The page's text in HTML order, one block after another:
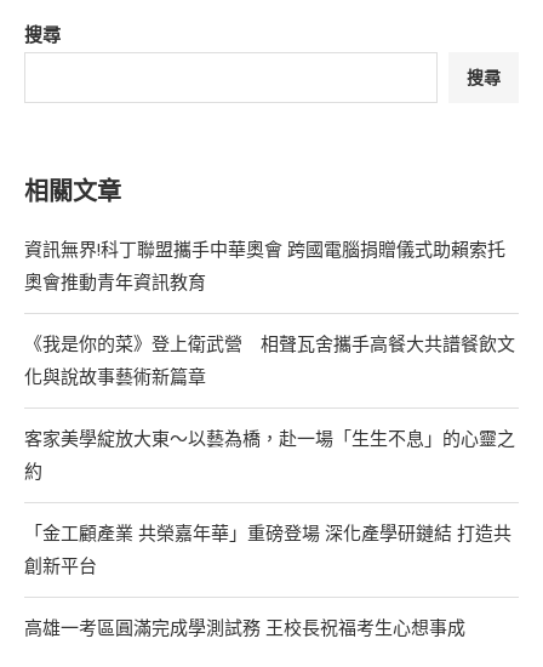
搜尋
搜尋
相關文章
資訊無界!科丁聯盟攜手中華奧會 跨國電腦捐贈儀式助賴索托
奧會推動青年資訊教育
《我是你的菜》登上衛武營 相聲瓦舍攜手高餐大共譜餐飲文
化與說故事藝術新篇章
客家美學綻放大東～以藝為橋，赴一場「生生不息」的心靈之
約
「金工顧產業 共榮嘉年華」重磅登場 深化產學研鏈結 打造共
創新平台
高雄一考區圓滿完成學測試務 王校長祝福考生心想事成